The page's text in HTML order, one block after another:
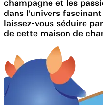
champagne et les
dans l'univers
laissez-vous séduire
de cette maison de